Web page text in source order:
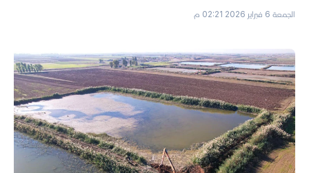
الجمعة 6 فبراير 2026 02:21 م